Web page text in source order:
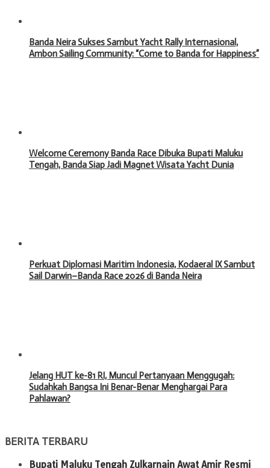
Banda Neira Sukses Sambut Yacht Rally Internasional,
Ambon Sailing Community: “Come to Banda for Happiness”
Welcome Ceremony Banda Race Dibuka Bupati Maluku
Tengah, Banda Siap Jadi Magnet Wisata Yacht Dunia
Perkuat Diplomasi Maritim Indonesia, Kodaeral IX Sambut
Sail Darwin–Banda Race 2026 di Banda Neira
Jelang HUT ke-81 RI, Muncul Pertanyaan Menggugah:
Sudahkah Bangsa Ini Benar-Benar Menghargai Para
Pahlawan?
BERITA TERBARU
Bupati Maluku Tengah Zulkarnain Awat Amir Resmi